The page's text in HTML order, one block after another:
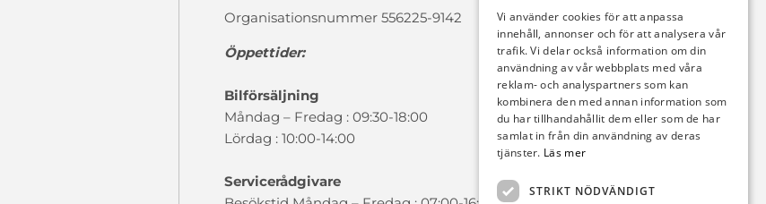
Organisationsnummer 556225-9142
Öppettider:
Bilförsäljning
Måndag – Fredag : 09:30-18:00
Lördag : 10:00-14:00
Servicerådgivare
Vi använder cookies för att anpassa
innehåll, annonser och för att analysera vår
trafik. Vi delar också information om din
användning av vår webbplats med våra
reklam- och analyspartners som kan
kombinera den med annan information som
du har tillhandahållit dem eller som de har
samlat in från din användning av deras
tjänster. Läs mer
STRIKT NÖDVÄNDIGT